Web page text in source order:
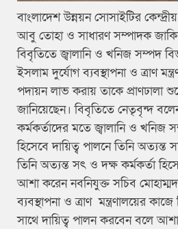
বাংলাদেশ উন্নয়ন সোসাইটির
আবু তোহা ও সাধারণ সম্পাদক
বিবৃতিতে জ্বালানি ও খনিজ সম্পদ
ইসলাম দুর্যোগ ব্যবস্থাপনা ও ত্রাণ
পদায়ন লাভ করায় তাকে প্রাণঢালা
জানিয়েছেন। বিবৃতিতে নেতৃবৃন্দ
কর্মকর্তাদের মতে জ্বালানি ও খনিজ
হিসেবে দায়িত্ব পালনে তিনি
তিনি অত্যন্ত সৎ ও দক্ষ কর্মকর্তা
আশা করেন নবনিযুক্ত সচিব
ব্যবস্থাপনা ও ত্রাণ মন্ত্রণালয়ের
সাথে দায়িত্ব পালন করবেন বলে